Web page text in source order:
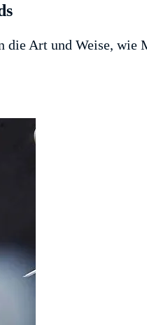
Art und Weise, wie